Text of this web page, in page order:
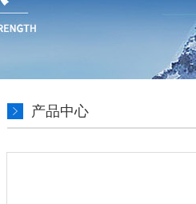
产品中心